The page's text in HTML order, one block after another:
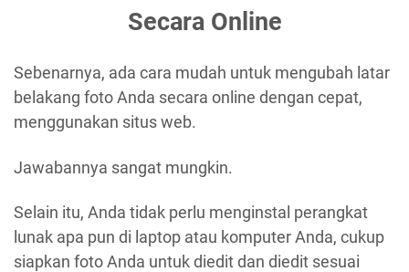
Secara Online
Sebenarnya, ada cara mudah untuk mengubah latar
belakang foto Anda secara online dengan cepat,
menggunakan situs web.
Jawabannya sangat mungkin.
Selain itu, Anda tidak perlu menginstal perangkat
lunak apa pun di laptop atau komputer Anda, cukup
siapkan foto Anda untuk diedit dan diedit sesuai